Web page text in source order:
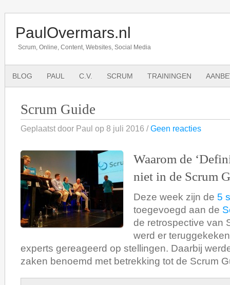
PaulOvermars.nl
Scrum, Online, Content, Websites, Social Media
BLOG PAUL C.V. SCRUM TRAININGEN
Scrum Guide
Geplaatst door Paul op 8 juli 2016 /Geen reacties
Waarom de
niet in de Scrum
Deze week zijn de 5
toegevoegd aan de
de retrospective van
werd er
experts gereageerd op stellingen. Daarbij
zaken benoemd met betrekking tot de Scrum